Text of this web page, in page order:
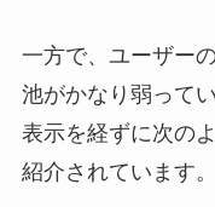
一方で、ユーザー
池がかなり弱って
表示を経ずに次の
紹介されています。